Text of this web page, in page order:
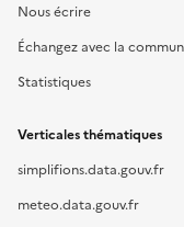
Nous écrire
Échangez avec la
Statistiques
Verticales thématiques
simplifions.data.gouv.fr
meteo.data.gouv.fr